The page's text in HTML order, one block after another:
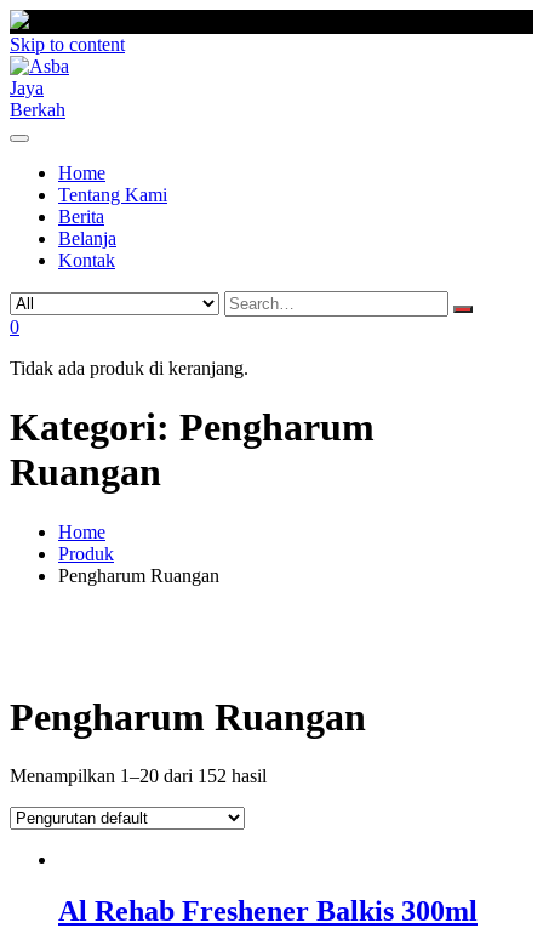
Skip to content
Home
Tentang Kami
Berita
Belanja
Kontak
0
Tidak ada produk di keranjang.
Kategori: Pengharum
Ruangan
Home
Produk
Pengharum Ruangan
Pengharum Ruangan
Menampilkan 1–20 dari 152 hasil
Al Rehab Freshener Balkis 300ml